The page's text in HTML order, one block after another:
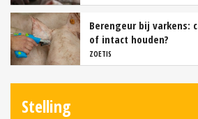
Berengeur bij varkens:
of intact houden?
ZOETIS
Stelling